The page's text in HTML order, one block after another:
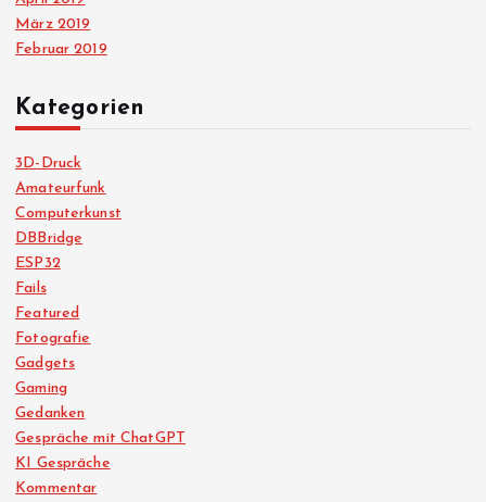
März 2019
Februar 2019
Kategorien
3D-Druck
Amateurfunk
Computerkunst
DBBridge
ESP32
Fails
Featured
Fotografie
Gadgets
Gaming
Gedanken
Gespräche mit ChatGPT
KI Gespräche
Kommentar